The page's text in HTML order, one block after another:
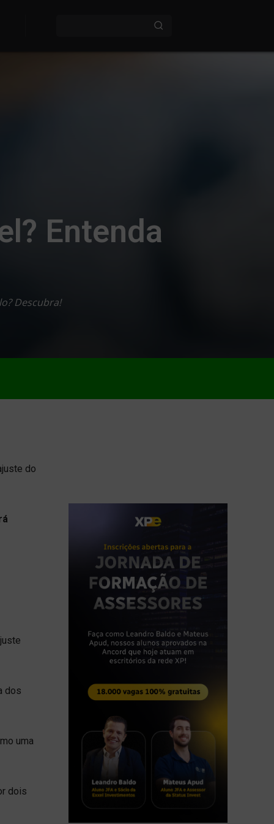
Entenda
Descubra!
do
dos
uma
dois